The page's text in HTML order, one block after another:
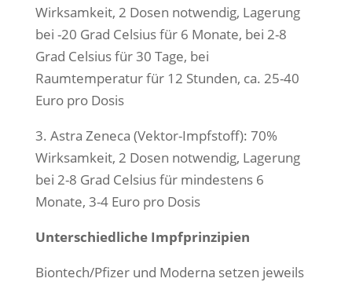
Wirksamkeit, 2 Dosen notwendig, Lagerung
bei -20 Grad Celsius für 6 Monate, bei 2-8
Grad Celsius für 30 Tage, bei
Raumtemperatur für 12 Stunden, ca. 25-40
Euro pro Dosis
3. Astra Zeneca (Vektor-Impfstoff): 70%
Wirksamkeit, 2 Dosen notwendig, Lagerung
bei 2-8 Grad Celsius für mindestens 6
Monate, 3-4 Euro pro Dosis
Unterschiedliche Impfprinzipien
Biontech/Pfizer und Moderna setzen jeweils